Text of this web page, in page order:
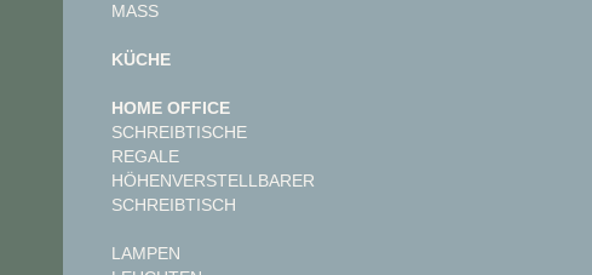
MASS
KÜCHE
HOME OFFICE
SCHREIBTISCHE
REGALE
HÖHENVERSTELLBARER
SCHREIBTISCH
LAMPEN